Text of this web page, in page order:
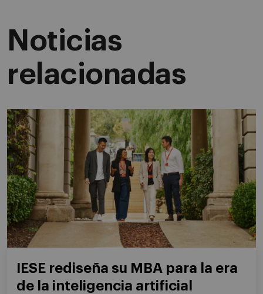
Noticias
relacionadas
IESE rediseña su MBA para la era
de la inteligencia artificial